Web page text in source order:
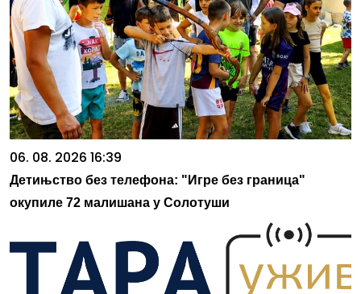
06. 08. 2026 16:39
Детињство без телефона: "Игре без граница"
окупиле 72 малишана у Солотуши